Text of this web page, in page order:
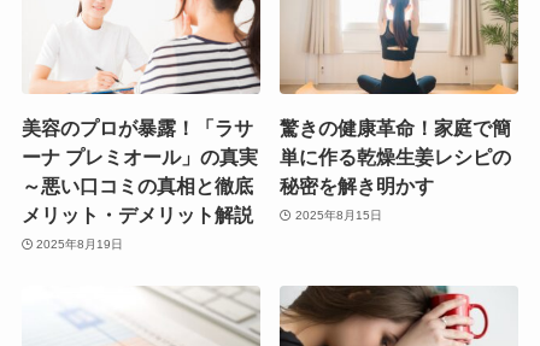
美容のプロが暴露！「ラサ
ーナ プレミオール」の真実
～悪い口コミの真相と徹底
メリット・デメリット解説
2025年8月19日
驚きの健康革命！家庭で簡
単に作る乾燥生姜レシピの
秘密を解き明かす
2025年8月15日